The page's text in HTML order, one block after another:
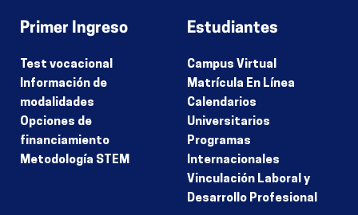
Primer Ingreso
Test vocacional
Información de
modalidades
Opciones de
financiamiento
Metodología STEM
Estudiantes
Campus Virtual
Matrícula En Línea
Calendarios
Universitarios
Programas
Internacionales
Vinculación Laboral y
Desarrollo Profesional